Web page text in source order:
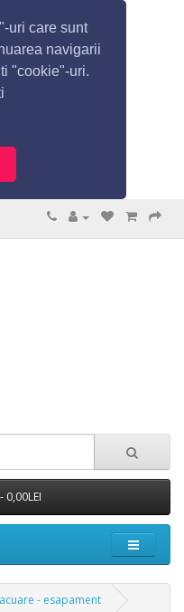
uri care sunt
navigarii
"cookie"-uri.
0,00LEI
- esapament